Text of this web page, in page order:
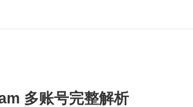
多账号完整解析